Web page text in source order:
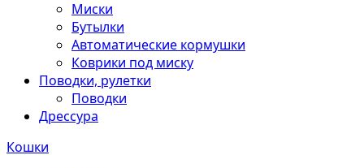
Миски
Бутылки
Автоматические кормушки
Коврики под миску
Поводки, рулетки
Поводки
Дрессура
Кошки